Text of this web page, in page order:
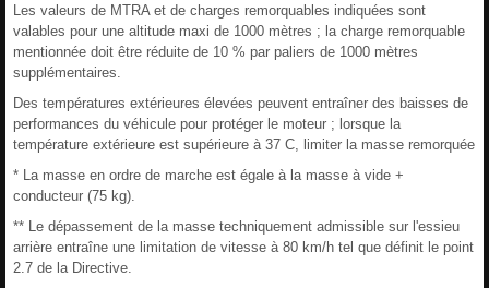
Les valeurs de MTRA et de charges remorquables indiquées sont
valables pour une altitude maxi de 1000 mètres ; la charge remorquable
mentionnée doit être réduite de 10 % par paliers de 1000 mètres
supplémentaires.
Des températures extérieures élevées peuvent entraîner des baisses de
performances du véhicule pour protéger le moteur ; lorsque la
température extérieure est supérieure à 37 C, limiter la masse remorquée
* La masse en ordre de marche est égale à la masse à vide +
conducteur (75 kg).
** Le dépassement de la masse techniquement admissible sur l'essieu
arrière entraîne une limitation de vitesse à 80 km/h tel que définit le point
2.7 de la Directive.